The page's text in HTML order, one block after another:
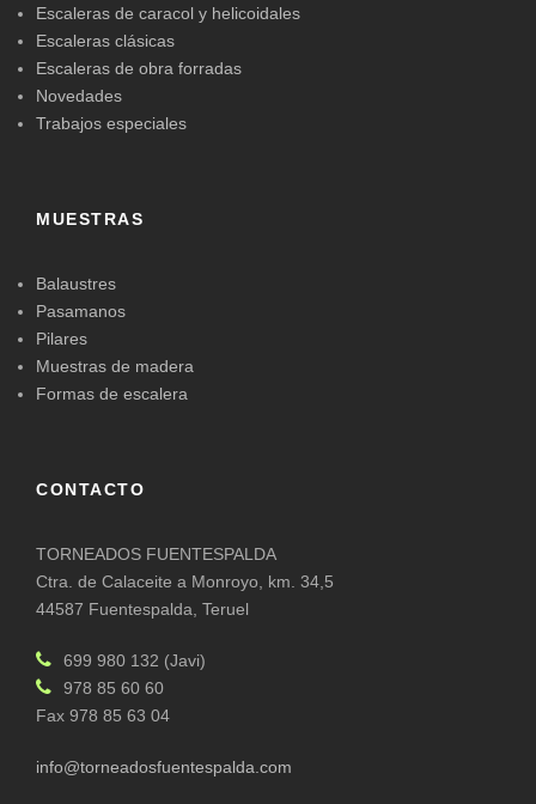
Escaleras de caracol y helicoidales
Escaleras clásicas
Escaleras de obra forradas
Novedades
Trabajos especiales
MUESTRAS
Balaustres
Pasamanos
Pilares
Muestras de madera
Formas de escalera
CONTACTO
TORNEADOS FUENTESPALDA
Ctra. de Calaceite a Monroyo, km. 34,5
44587 Fuentespalda, Teruel
699 980 132 (Javi)
978 85 60 60
Fax 978 85 63 04
info@torneadosfuentespalda.com